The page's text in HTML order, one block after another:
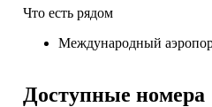
Что есть рядом
Международный
Доступные номера